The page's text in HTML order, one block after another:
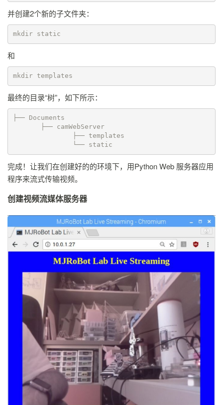
并创建2个新的子文件夹：
mkdir static
和
mkdir templates
最终的目录“树”，如下所示：
├── Documents
               └── static
完成！让我们在创建好的的环境下，用Python Web 服务器应用
程序来流式传输视频。
创建视频流媒体服务器